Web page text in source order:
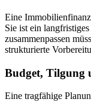
Eine
Sie ist ein
zusammenpassen
strukturierte
Budget, Tilgung
Eine tragfähige